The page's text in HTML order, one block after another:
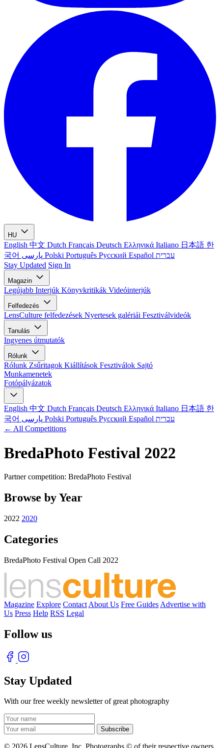
HU
English 中文 Dutch Français Deutsch Ελληνικά Italiano 日本語 한
국어
Polski Português Русский Español עברית
Stay Updated Sign In
Magazin
Legújabb Interjúk Könyvkritikák Videóinterjúk
Felfedezés
LensCulture felfedezések Nyertesek galériái Fesztiválvideók
Tanulás
Ingyenes útmutatók
Rólunk
Rólunk Zsűritagok Kiállítások Fesztiválok Sajtó
Munkamenetek
Fotópályázatok
English 中文 Dutch Français Deutsch Ελληνικά Italiano 日本語 한
국어
Polski Português Русский Español עברית
← All Competitions
BredaPhoto Festival 2022
Partner competition: BredaPhoto Festival
Browse by Year
2022 2020
Categories
BredaPhoto Festival Open Call 2022
Magazine Explore Contact About Us Free Guides Advertise with
Us Press Help RSS Legal
Follow us
Stay Updated
With our free weekly newsletter of great photography